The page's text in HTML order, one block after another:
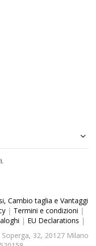
Cambio taglia e Vantaggi
| Termini e condizioni |
| EU Declarations |
32, 20127 Milano